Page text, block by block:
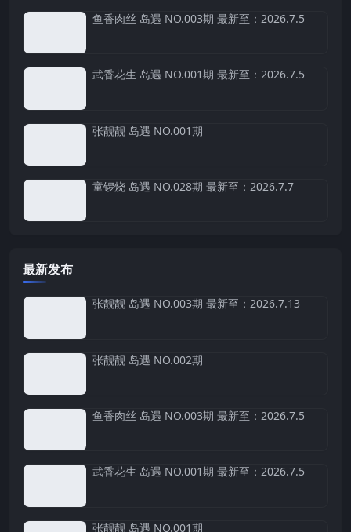
鱼香肉丝 岛遇 NO.003期 最新至：2026.7.5
武香花生 岛遇 NO.001期 最新至：2026.7.5
张靓靓 岛遇 NO.001期
童锣烧 岛遇 NO.028期 最新至：2026.7.7
最新发布
张靓靓 岛遇 NO.003期 最新至：2026.7.13
张靓靓 岛遇 NO.002期
鱼香肉丝 岛遇 NO.003期 最新至：2026.7.5
武香花生 岛遇 NO.001期 最新至：2026.7.5
张靓靓 岛遇 NO.001期